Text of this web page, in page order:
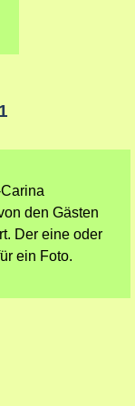
den Gästen
Der eine oder
ein Foto.